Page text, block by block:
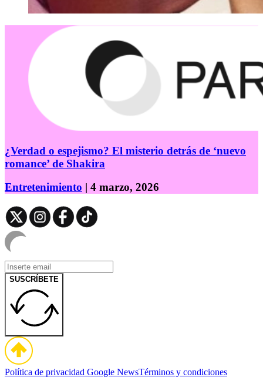
¿Verdad o espejismo? El misterio detrás de ‘nuevo
romance’ de Shakira
Entretenimiento | 4 marzo, 2026
SUSCRÍBETE
Política de privacidad Google NewsTérminos y condiciones